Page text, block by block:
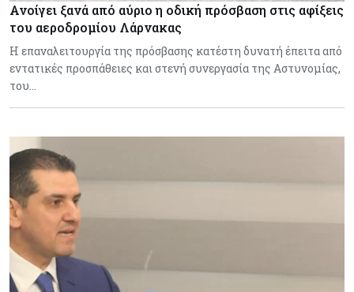
Ανοίγει ξανά από αύριο η οδική πρόσβαση στις αφίξεις
του αεροδρομίου Λάρνακας
Η επαναλειτουργία της πρόσβασης κατέστη δυνατή έπειτα από
εντατικές προσπάθειες και στενή συνεργασία της Αστυνομίας,
του…